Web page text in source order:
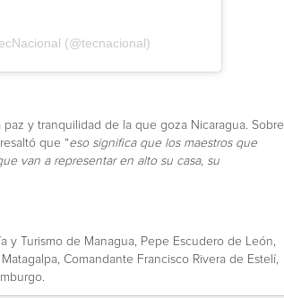
(@tecnacional)
y tranquilidad de la que goza Nicaragua. Sobre
que “eso significa que los maestros que
van a representar en alto su casa, su
y Turismo de Managua, Pepe Escudero de León,
Comandante Francisco Rivera de Estelí,